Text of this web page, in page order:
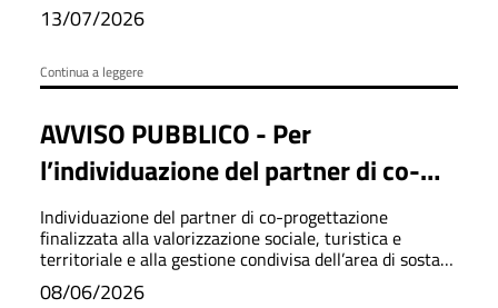
13/07/2026
Continua a leggere
AVVISO PUBBLICO - Per
l’individuazione del partner di co-
progettazione finalizzata alla
valorizzazione sociale, turistica e
territoriale e alla gestione condivisa
Individuazione del partner di co-progettazione
finalizzata alla valorizzazione sociale, turistica e
territoriale e alla gestione condivisa dell’area di sosta
camper comunale.
08/06/2026